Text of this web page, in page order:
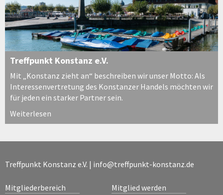
Treffpunkt Konstanz e.V.
Mit „Konstanz zieht an“ beschreiben wir unser Motto: Als
Interessenvertretung des Konstanzer Handels möchten wir
für jeden ein starker Partner sein.
Weiterlesen
Treffpunkt Konstanz e.V. | info@treffpunkt-konstanz.de
Mitgliederbereich Mitglied werden